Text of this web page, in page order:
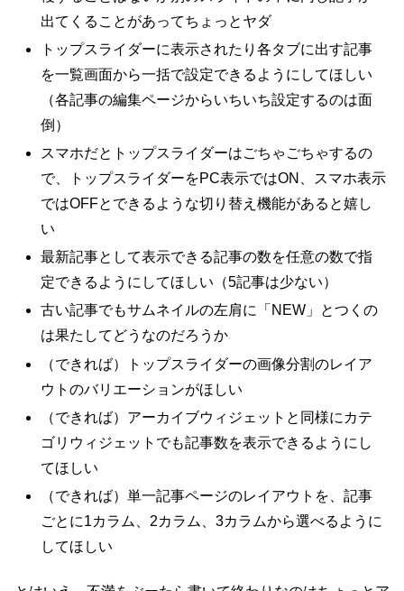
出てくることがあってちょっとヤダ
トップスライダーに表示されたり各タブに出す記事
を一覧画面から一括で設定できるようにしてほしい
（各記事の編集ページからいちいち設定するのは面
倒）
スマホだとトップスライダーはごちゃごちゃするの
で、トップスライダーをPC表示ではON、スマホ表示
ではOFFとできるような切り替え機能があると嬉し
い
最新記事として表示できる記事の数を任意の数で指
定できるようにしてほしい（5記事は少ない）
古い記事でもサムネイルの左肩に「NEW」とつくの
は果たしてどうなのだろうか
（できれば）トップスライダーの画像分割のレイア
ウトのバリエーションがほしい
（できれば）アーカイブウィジェットと同様にカテ
ゴリウィジェットでも記事数を表示できるようにし
てほしい
（できれば）単一記事ページのレイアウトを、記事
ごとに1カラム、2カラム、3カラムから選べるように
してほしい